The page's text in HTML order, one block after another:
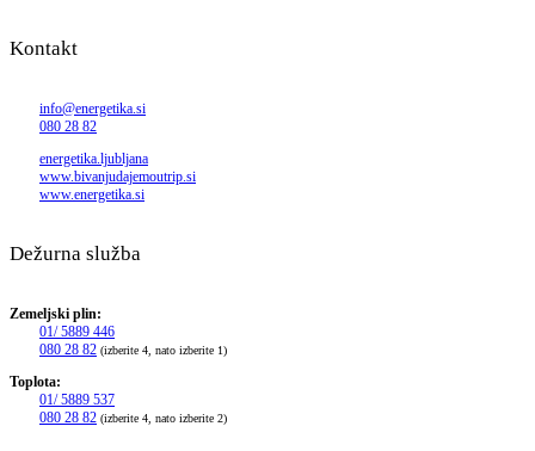
Kontakt
info@energetika.si
080 28 82
energetika.ljubljana
www.bivanjudajemoutrip.si
www.energetika.si
Dežurna služba
Zemeljski plin:
01/ 5889 446
080 28 82 (izberite 4, nato izberite 1)
Toplota:
01/ 5889 537
080 28 82 (izberite 4, nato izberite 2)